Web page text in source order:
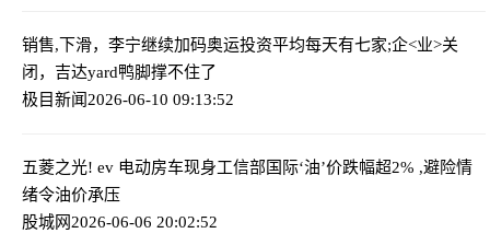
销售,下滑，李宁继续加码奥运投资平均每天有七家;企<业>关
闭，吉达yard鸭脚撑不住了
极目新闻2026-06-10 09:13:52
五菱之光! ev 电动房车现身工信部国际‘油’价跌幅超2% ,避险情
绪令油价承压
股城网2026-06-06 20:02:52